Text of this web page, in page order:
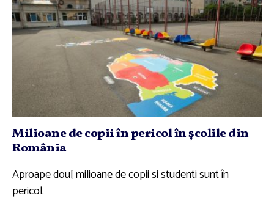
Milioane de copii în pericol în şcolile din
România
Aproape dou[ milioane de copii si studenti sunt în
pericol.